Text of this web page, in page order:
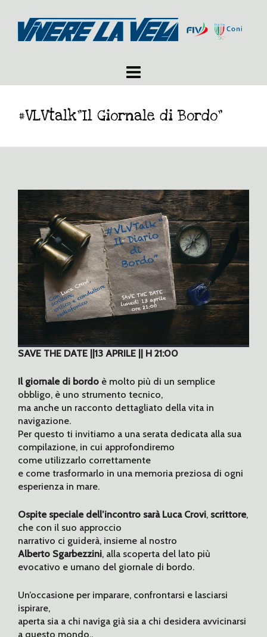
#VLVtalk”Il Giornale di Bordo”
SAVE THE DATE ||13 APRILE || H 21:00
Il giornale di bordo è molto più di un semplice
obbligo, è uno strumento tecnico,
ma anche un racconto dettagliato della vita in
navigazione.
Per questo ti invitiamo a una serata dedicata alla sua
compilazione, in cui approfondiremo
come utilizzarlo correttamente
e come trasformarlo in una memoria preziosa di ogni
esperienza in mare.
Ospite speciale dell’incontro sarà Luca Crovi, scrittore,
che con il suo approccio
narrativo ci guiderà, insieme al nostro
Alberto Sgarbezzini, alla scoperta del lato più
evocativo e umano del giornale di bordo.
Un’occasione per imparare, confrontarsi e lasciarsi
ispirare,
aperta sia a chi naviga già sia a chi desidera avvicinarsi
a questo mondo..